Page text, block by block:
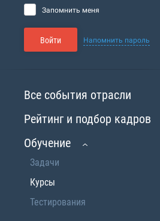
Запомнить меня
Войти Напомнить пароль
Все события отрасли
Рейтинг и подбор кадров
Обучение
Задачи
Курсы
Тестирования